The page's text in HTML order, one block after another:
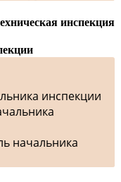
инспекция
инспекции
начальника